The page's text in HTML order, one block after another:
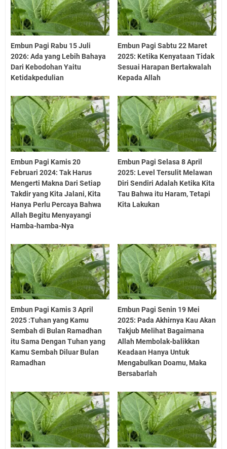
Embun Pagi Rabu 15 Juli
2026: Ada yang Lebih Bahaya
Dari Kebodohan Yaitu
Ketidakpedulian
Embun Pagi Sabtu 22 Maret
2025: Ketika Kenyataan Tidak
Sesuai Harapan Bertakwalah
Kepada Allah
Embun Pagi Kamis 20
Februari 2024: Tak Harus
Mengerti Makna Dari Setiap
Takdir yang Kita Jalani, Kita
Hanya Perlu Percaya Bahwa
Allah Begitu Menyayangi
Hamba-hamba-Nya
Embun Pagi Selasa 8 April
2025: Level Tersulit Melawan
Diri Sendiri Adalah Ketika Kita
Tau Bahwa itu Haram, Tetapi
Kita Lakukan
Embun Pagi Kamis 3 April
2025 :Tuhan yang Kamu
Sembah di Bulan Ramadhan
itu Sama Dengan Tuhan yang
Kamu Sembah Diluar Bulan
Ramadhan
Embun Pagi Senin 19 Mei
2025: Pada Akhirnya Kau Akan
Takjub Melihat Bagaimana
Allah Membolak-balikkan
Keadaan Hanya Untuk
Mengabulkan Doamu, Maka
Bersabarlah